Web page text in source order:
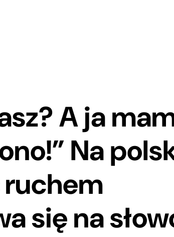
A ja
Na
się na